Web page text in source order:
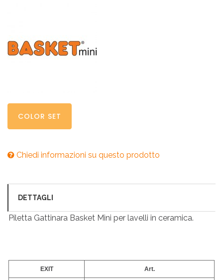
COLOR SET
Chiedi informazioni su questo prodotto
DETTAGLI
Piletta Gattinara Basket Mini per lavelli in ceramica.
EXIT Art.